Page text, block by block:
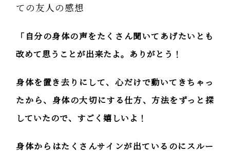
ての友人の感想
「自分の身体の声をたくさん聞いてあげたいとも
改めて思うことが出来たよ。ありがとう！
身体を置き去りにして、心だけで動いてきちゃっ
たから、身体の大切にする仕方、方法をずっと探
していたので、すごく嬉しいよ！
身体からはたくさんサインが出ているのにスルー